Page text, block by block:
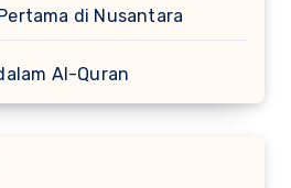
di Nusantara
Al-Quran